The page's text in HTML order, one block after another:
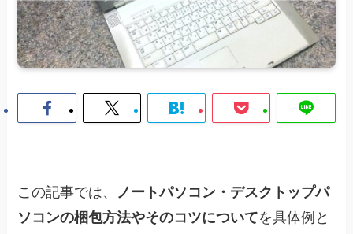
この記事では、 ノートパソコン・デスクトップパ
ソコンの梱包方法やそのコツについてを具体例と